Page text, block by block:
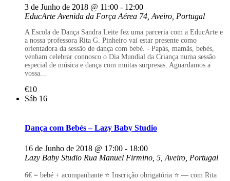
3 de Junho de 2018 @ 11:00 - 12:00
EducArte Avenida da Força Aérea 74, Aveiro, Portugal
A Escola de Dança Sandra Leite fez uma parceria com a EducArte e
a nossa professora Rita G. Pinheiro vai estar presente como
orientadora da sessão de dança com bebé. - Papás, mamãs, bebés,
venham celebrar connosco o Dia Mundial da Criança numa sessão
especial de música e dança com muitas surpresas. Aguardamos a
vossa...
€10
Sáb 16
Dança com Bebés – Lazy Baby Studio
16 de Junho de 2018 @ 17:00 - 18:00
Lazy Baby Studio Rua Manuel Firmino, 5, Aveiro, Portugal
6€ = bebé + acompanhante ⭐ Inscrição obrigatória ⭐ — com Rita